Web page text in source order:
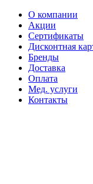
О компании
Акции
Сертификаты
Дисконтная
Бренды
Доставка
Оплата
Мед. услуги
Контакты